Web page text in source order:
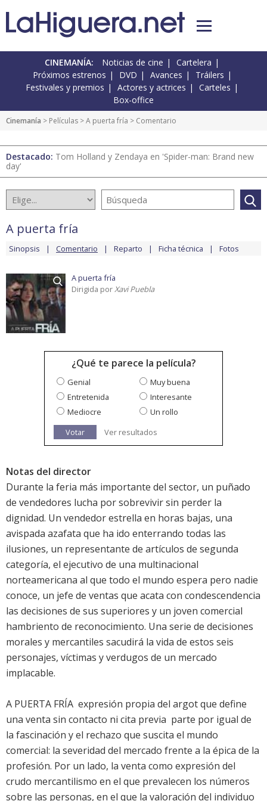
CINEMANÍA: Noticias de cine
Cartelera
Próximos estrenos
DVD Avances
Tráilers
Festivales y premios
Actores y actrices
Carteles
Box-office
Cinemanía > Películas >A puerta fría > Comentario
Destacado: Tom Holland y Zendaya en 'Spider-man: Brand new
day'
A puerta fría
Sinopsis Comentario Reparto Ficha técnica Fotos
A puerta fría
Dirigida porXavi Puebla
¿Qué te parece la película?
Genial
Muy buena
Entretenida
Interesante
Mediocre
Un rollo
Votar
Ver resultados
Notas del director
Durante la feria más importante del sector, un puñado
de vendedores lucha por sobrevivir sin perder la
dignidad. Un vendedor estrella en horas bajas, una
avispada azafata que ha ido enterrando todas las
ilusiones, un representante de artículos de segunda
categoría, el ejecutivo de una multinacional
norteamericana al que todo el mundo espera pero nadie
conoce, un jefe de ventas que acata con condescendencia
las decisiones de sus superiores y un joven comercial
hambriento de reconocimiento. Una serie de decisiones
morales y mercantiles sacudirá la vida de estos seis
personajes, víctimas y verdugos de un mercado
implacable.
A PUERTA FRÍA  expresión propia del argot que define
una venta sin contacto ni cita previa  parte por igual de
la fascinación y el rechazo que suscita el mundo
comercial: la severidad del mercado frente a la épica de la
profesión. Por un lado, la venta como expresión del
crudo mercantilismo en el que prevalecen los números
sobre las personas, en el que la valoración del individuo